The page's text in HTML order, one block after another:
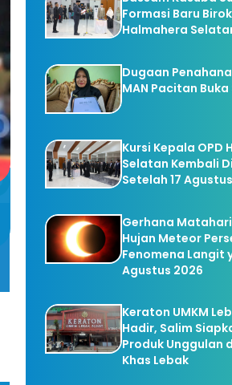
Fitra/Ketik.com)
Formasi Baru
Halmahera
Dugaan
MAN Pacitan Buka
Kursi Kepala OPD
Selatan Kembali
Setelah 17 Agustus
Gerhana
Hujan Meteor
Fenomena Langit
Agustus 2026
Keraton UMKM
Hadir, Salim
Produk Unggulan
Khas Lebak